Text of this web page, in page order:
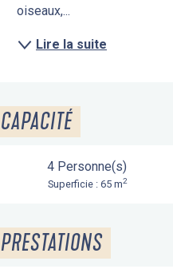
oiseaux,...
Lire la suite
CAPACITÉ
4 Personne(s)
Superficie : 65 m2
PRESTATIONS